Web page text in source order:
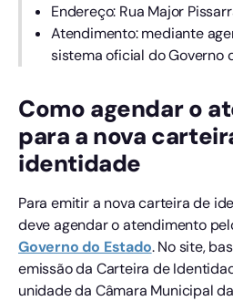
Endereço: Rua Major
Atendimento: mediante
sistema oficial do Governo
Como agendar o
para a nova
identidade
Para emitir a nova carteira de
deve agendar o atendimento
Governo do Estado. No site,
emissão da Carteira de
unidade da Câmara Municipal